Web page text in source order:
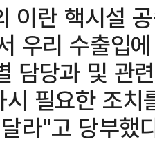
이란 핵시설
우리 수출입
담당과 및 관
필요한 조
라"고 당부했